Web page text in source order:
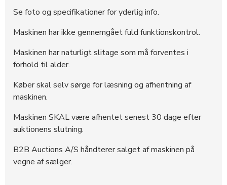
Se foto og specifikationer for yderlig info.
Maskinen har ikke gennemgået fuld funktionskontrol.
Maskinen har naturligt slitage som må forventes i
forhold til alder.
Køber skal selv sørge for læsning og afhentning af
maskinen.
Maskinen SKAL være afhentet senest 30 dage efter
auktionens slutning.
B2B Auctions A/S håndterer salget af maskinen på
vegne af sælger.